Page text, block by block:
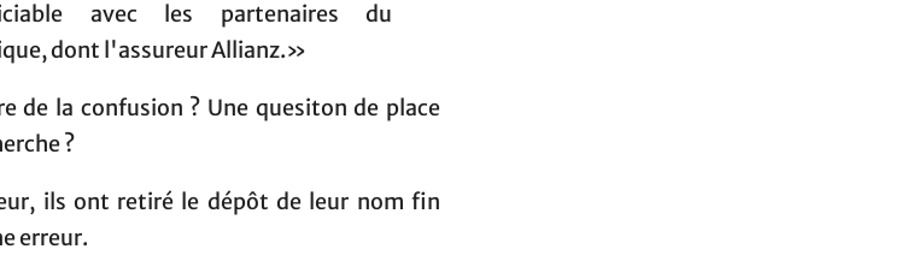
avec les partenaires du
dont l'assureur Allianz.»
de la confusion ? Une quesiton de place
?
ils ont retiré le dépôt de leur nom fin
erreur.